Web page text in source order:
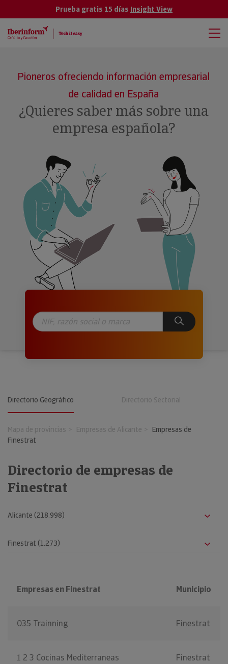
Prueba gratis 15 días Insight View
Pioneros ofreciendo información empresarial
de calidad en España
¿Quieres saber más sobre una
empresa española?
Directorio Geográfico Directorio Sectorial
Mapa de provincias Empresas de Alicante
Empresas de
Finestrat
Directorio de empresas de
Finestrat
Empresas en Finestrat Municipio
035 Trainning Finestrat
1 2 3 Cocinas Mediterraneas Finestrat